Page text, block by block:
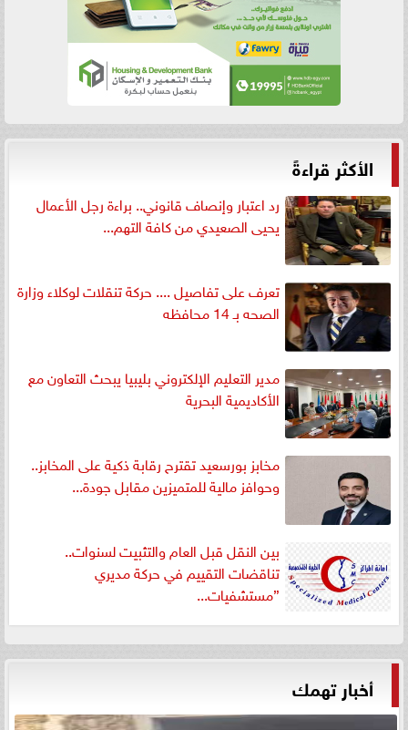
الأكثر قراءةً
رد اعتبار وإنصاف قانوني.. براءة رجل الأعمال
يحيى الصعيدي من كافة التهم...
تعرف على تفاصيل .... حركة تنقلات لوكلاء وزارة
الصحه بـ 14 محافظه
مدير التعليم الإلكتروني بليبيا يبحث التعاون مع
الأكاديمية البحرية
مخابز بورسعيد تقترح رقابة ذكية على المخابز..
وحوافز مالية للمتميزين مقابل جودة...
بين النقل قبل العام والتثبيت لسنوات..
تناقضات التقييم في حركة مديري
”مستشفيات...
أخبار تهمك